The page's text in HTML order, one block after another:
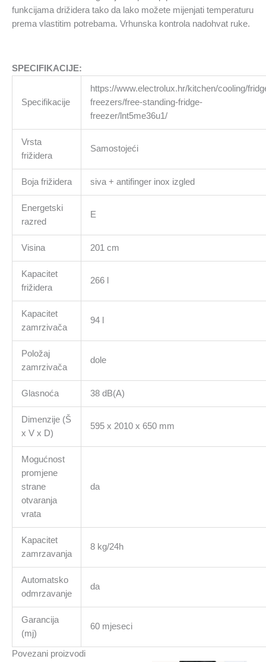
funkcijama drižidera tako da lako možete mijenjati temperaturu
prema vlastitim potrebama. Vrhunska kontrola nadohvat ruke.
SPECIFIKACIJE:
Specifikacije
https://www.electrolux.hr/kitchen/cooling/
freezers/free-standing-fridge-
freezer/lnt5me36u1/
Vrsta
frižidera
Samostojeći
Boja frižidera siva + antifinger inox izgled
Energetski
razred
E
Visina 201 cm
Kapacitet
frižidera
266 l
Kapacitet
zamrzivača
94 l
Položaj
zamrzivača
dole
Glasnoća 38 dB(A)
Dimenzije (Š
x V x D)
595 x 2010 x 650 mm
Mogućnost
promjene
strane
otvaranja
vrata
da
Kapacitet
zamrzavanja
8 kg/24h
Automatsko
odmrzavanje
da
Garancija
(mj)
60 mjeseci
Povezani proizvodi